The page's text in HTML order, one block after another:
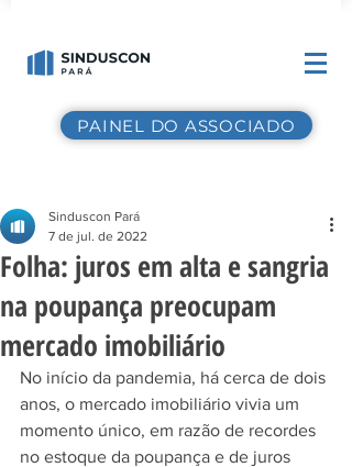
PAINEL DO ASSOCIADO
Folha: juros em alta e sangria
na poupança preocupam
mercado imobiliário
Sinduscon Pará
7 de jul. de 2022
No início da pandemia, há cerca de dois
anos, o mercado imobiliário vivia um
momento único, em razão de recordes
no estoque da poupança e de juros